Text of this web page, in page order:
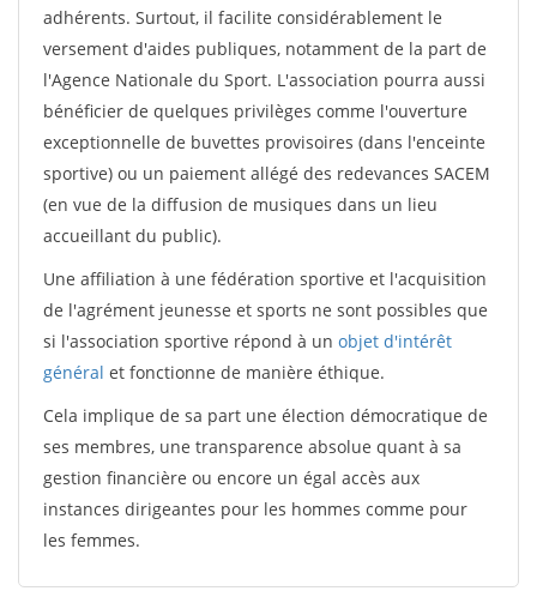
adhérents. Surtout, il facilite considérablement le
versement d'aides publiques, notamment de la part de
l'Agence Nationale du Sport. L'association pourra aussi
bénéficier de quelques privilèges comme l'ouverture
exceptionnelle de buvettes provisoires (dans l'enceinte
sportive) ou un paiement allégé des redevances SACEM
(en vue de la diffusion de musiques dans un lieu
accueillant du public).
Une affiliation à une fédération sportive et l'acquisition
de l'agrément jeunesse et sports ne sont possibles que
si l'association sportive répond à un objet d'intérêt
général et fonctionne de manière éthique.
Cela implique de sa part une élection démocratique de
ses membres, une transparence absolue quant à sa
gestion financière ou encore un égal accès aux
instances dirigeantes pour les hommes comme pour
les femmes.